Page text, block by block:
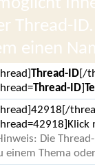
Thread-
einen
Thread-ID[/
Thread-ID]
Die
einem Thema